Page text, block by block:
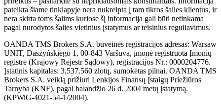
pateikta šiame tinklapyje nera nukreipta į tam tikros šalies klientus, ir
nera skirta toms šalims kuriose šį informacija gali būti netinkama
pagal nurodytos šalies vietinius įstatymus ar teisinius reguliavimus.
OANDA TMS Brokers S.A. buveinės registracijos adresas: Warsaw
UNIT, Daszyńskiego 1, 00-843 Varšuva, įmonė registruota Įmonių
registre (Krajowy Rejestr Sądowy), registracijos Nr.: 0000204776.
Įstatinis kapitalas: 3,537.560 zlotų, sumokėtas pilnai. OANDA TMS
Brokers S.A. veiklą prižiuri Lenkijos Finansų Įstaigų Priežiūros
Tarnyba (KNF), pagal balandžio 26 d. 2004 metų įstatymą.
(KPWiG-4021-54-1/2004).